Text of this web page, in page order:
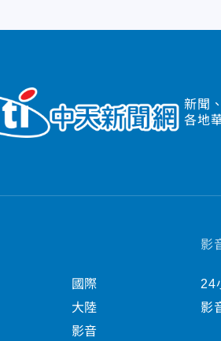
新聞
各地
國際
大陸
影音
影
24
影